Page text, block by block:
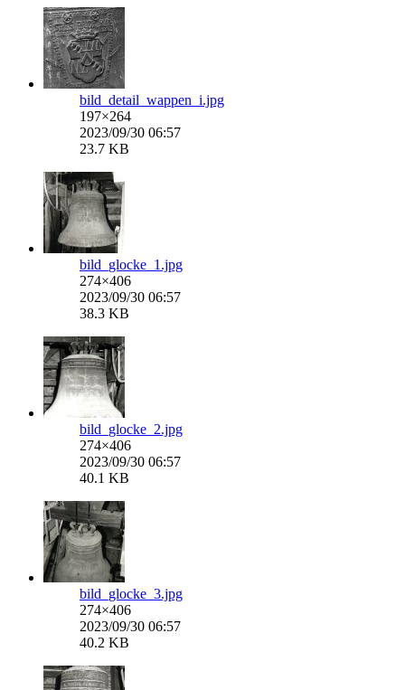
bild_detail_wappen_i.jpg
197×264
2023/09/30 06:57
23.7 KB
bild_glocke_1.jpg
274×406
2023/09/30 06:57
38.3 KB
bild_glocke_2.jpg
274×406
2023/09/30 06:57
40.1 KB
bild_glocke_3.jpg
274×406
2023/09/30 06:57
40.2 KB